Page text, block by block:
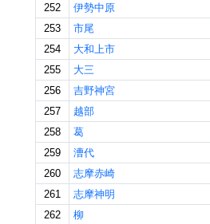
252
伊勢中原
253
市尾
254
大和上市
255
大三
256
吉野神宮
257
越部
258
葛
259
漕代
260
志摩赤崎
261
志摩神明
262
柳